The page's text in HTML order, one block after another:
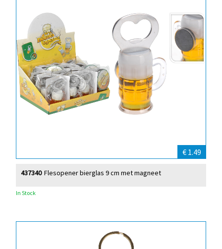
€ 1.49
Flesopener bierglas 9 cm met magneet
437340
In Stock